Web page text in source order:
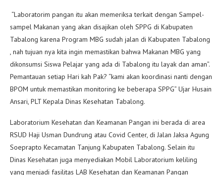
“Laboratorim pangan itu akan memeriksa terkait dengan Sampel-
sampel Makanan yang akan disajikan oleh SPPG di Kabupaten
Tabalong karena Program MBG sudah jalan di Kabupaten Tabalong
, nah tujuan nya kita ingin memastikan bahwa Makanan MBG yang
dikonsumsi Siswa Pelajar yang ada di Tabalong itu layak dan aman”.
Pemantauan setiap Hari kah Pak? “kami akan koordinasi nanti dengan
BPOM untuk memastikan monitoring ke beberapa SPPG” Ujar Husain
Ansari, PLT Kepala Dinas Kesehatan Tabalong.
Laboratorium Kesehatan dan Keamanan Pangan ini berada di area
RSUD Haji Usman Dundrung atau Covid Center, di Jalan Jaksa Agung
Soeprapto Kecamatan Tanjung Kabupaten Tabalong. Selain itu
Dinas Kesehatan juga menyediakan Mobil Laboratorium keliling
yang menjadi fasilitas LAB Kesehatan dan Keamanan Pangan